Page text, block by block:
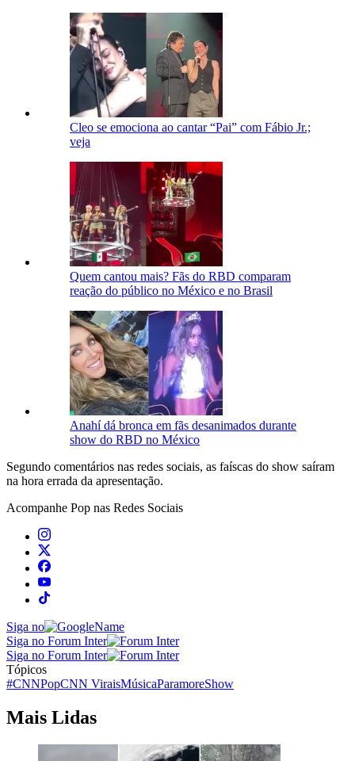
Cleo se emociona ao cantar “Pai” com Fábio Jr.;
veja
Quem cantou mais? Fãs do RBD comparam
reação do público no México e no Brasil
Anahí dá bronca em fãs desanimados durante
show do RBD no México
Segundo comentários nas redes sociais, as faíscas do show saíram
na hora errada da apresentação.
Acompanhe Pop nas Redes Sociais
Siga no
Siga no Forum Inter
Siga no Forum Inter
Tópicos
#CNNPopCNN ViraisMúsicaParamoreShow
Mais Lidas